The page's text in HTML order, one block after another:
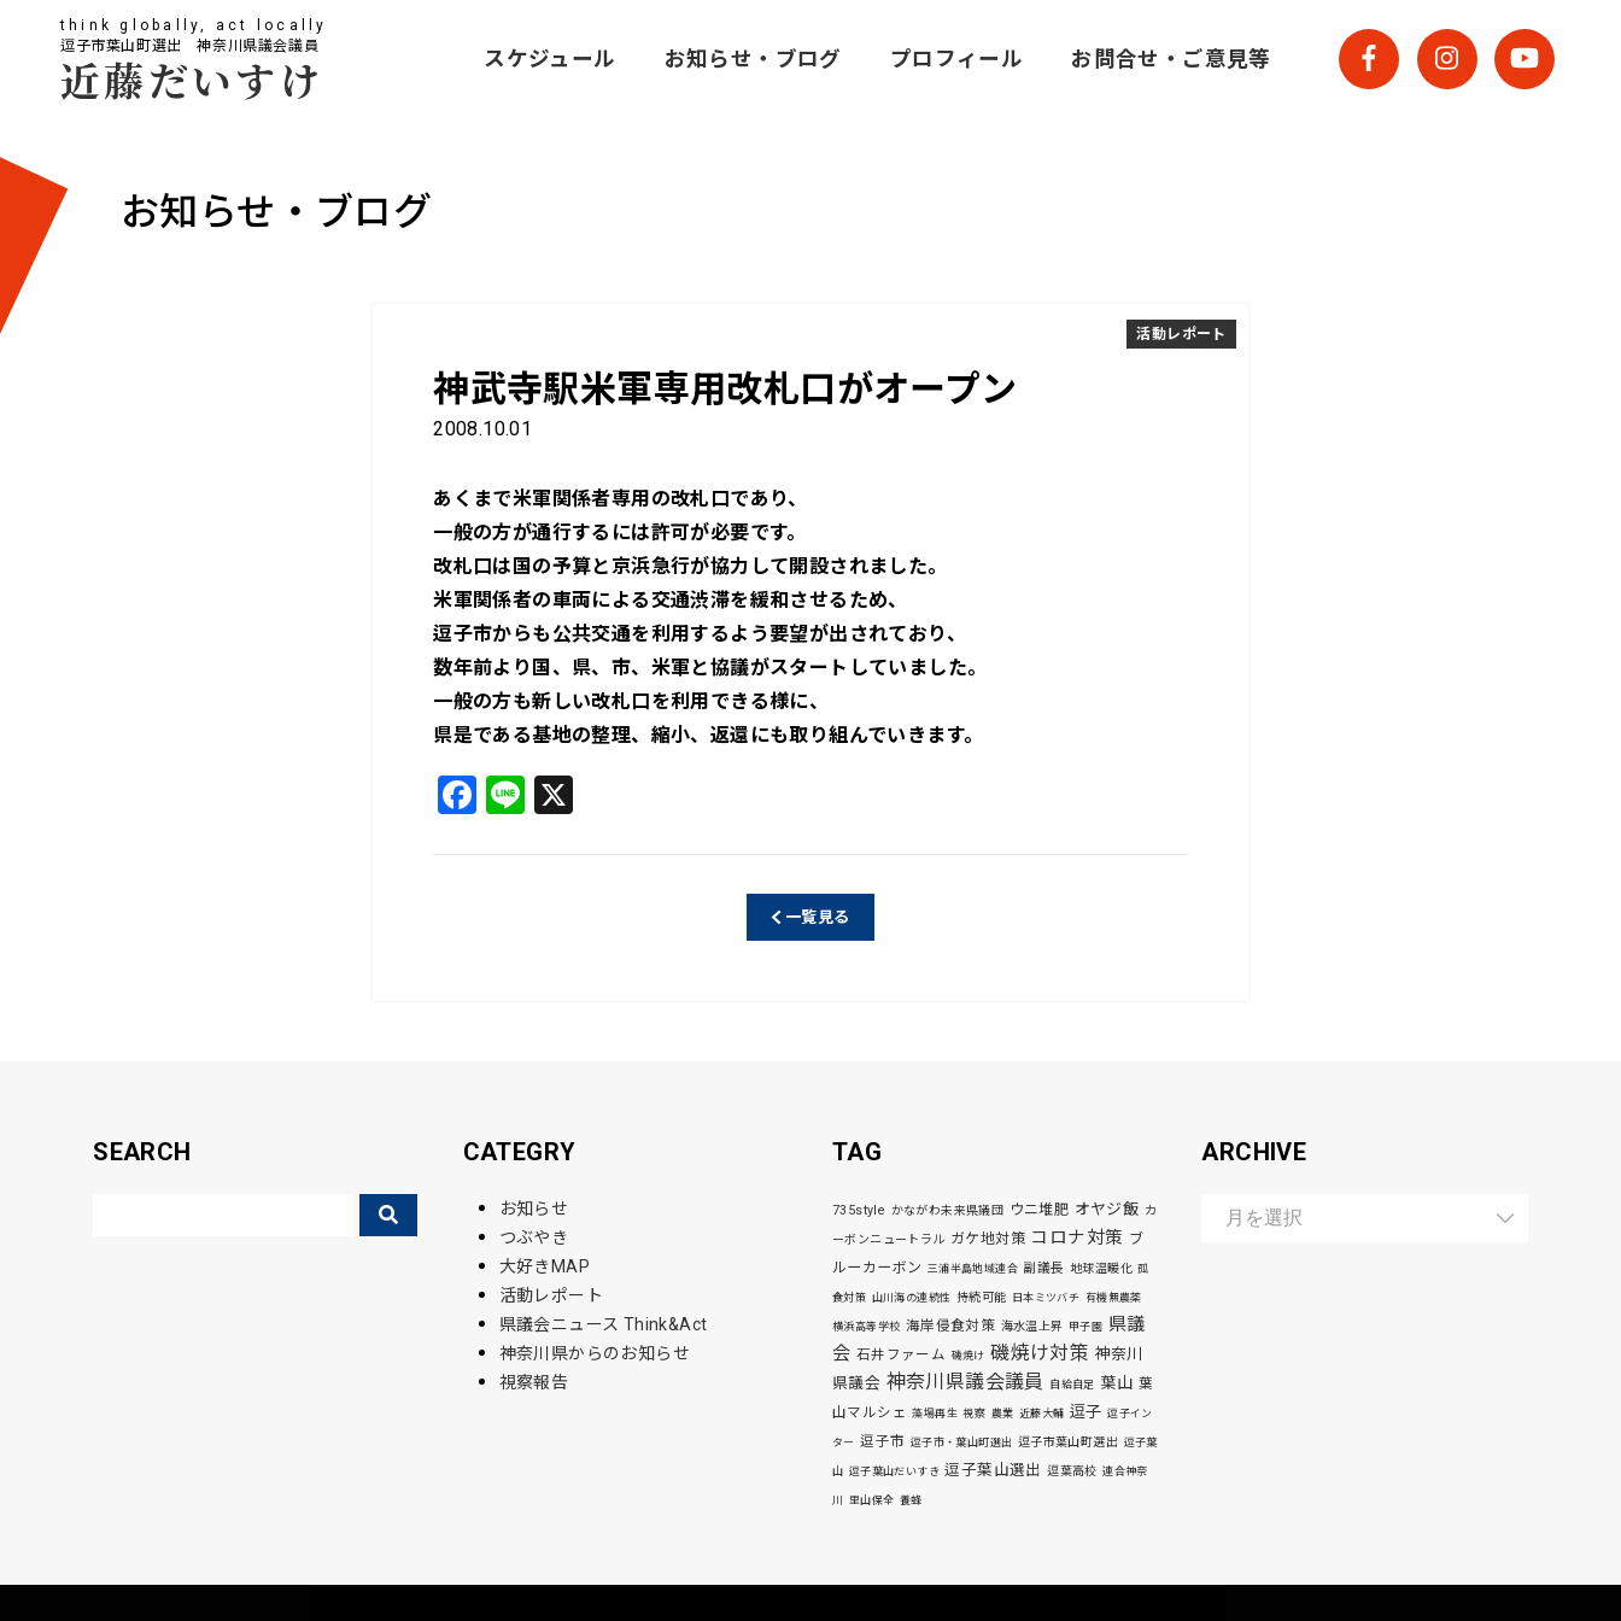
think globally, act locally
逗子市葉山町選出 神奈川県議会議員
近藤だいすけ スケジュール お知らせ・ブログ プロフィール お問合せ・ご意見等
お知らせ・ブログ
神武寺駅米軍専用改札口がオープン
2008.10.01
活動レポート
あくまで米軍関係者専用の改札口であり、
一般の方が通行するには許可が必要です。
改札口は国の予算と京浜急行が協力して開設されました。
米軍関係者の車両による交通渋滞を緩和させるため、
逗子市からも公共交通を利用するよう要望が出されており、
数年前より国、県、市、米軍と協議がスタートしていました。
一般の方も新しい改札口を利用できる様に、
県是である基地の整理、縮小、返還にも取り組んでいきます。
F
a
c
Li
n
e
一覧見る
SEARCH CATEGRY
お知らせ
つぶやき
大好きMAP
活動レポート
県議会ニュース Think&Act
神奈川県からのお知らせ
視察報告
TAG
735style かながわ未来県議団 ウニ堆肥 オヤジ飯 カ
ーボンニュートラル ガケ地対策 コロナ対策 ブ
ルーカーボン 三浦半島地域連合 副議長 地球温暖化 孤
食対策 山川海の連続性 持続可能 日本ミツバチ 有機無農薬
横浜高等学校 海岸侵食対策 海水温上昇 甲子園
県議
会 石井ファーム 磯焼け 磯焼け対策 神奈川
県議会 神奈川県議会議員 自給自足 葉山 葉
山マルシェ
藻場再生 視察 農業 近藤大輔 逗子 逗子イン
ター 逗子市 逗子市・葉山町選出 逗子市葉山町選出 逗子葉
山 逗子葉山だいすき 逗子葉山選出 逗葉高校 連合神奈
川 里山保全 養蜂
ARCHIVE